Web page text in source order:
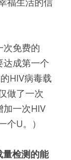
次免费的
达成第一个
HIV病毒载
做了一次
加一次HIV
U。）
检测的能